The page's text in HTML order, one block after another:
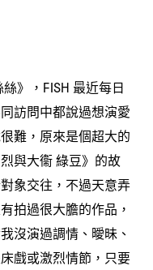
》 ，FISH 最近每日
訪問中都說過想演愛
難 ， 原來是個超大的
與大衞綠豆》的故
象交往 ， 不過天意弄
拍過很大膽的作品 ，
沒演過調情、曖昧、
戲或激烈情節 ， 只要